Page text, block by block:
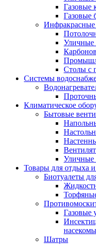
Газовые
Газовые
Инфракрасные
Уличные
Столы с
Системы
Климатическое
Бытовые
Уличные
Товары для отдыха и
Биотуалеты
Газовые
Шатры